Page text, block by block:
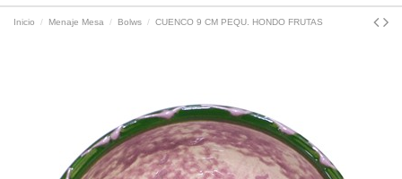
Inicio Menaje Mesa Bolws CUENCO 9 CM PEQU. HONDO FRUTAS